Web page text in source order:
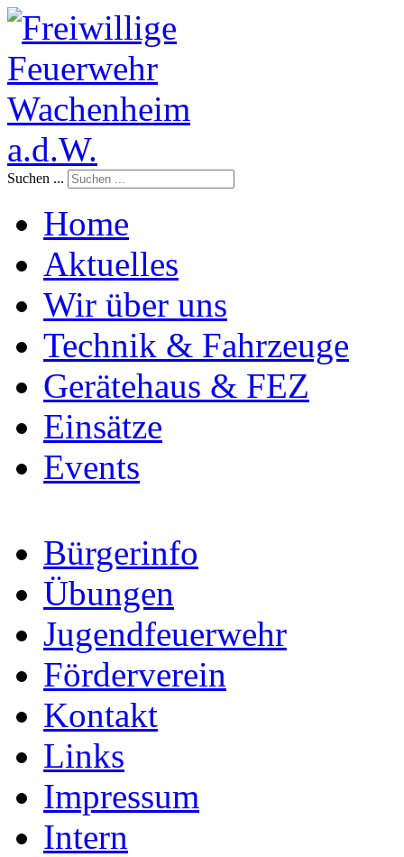
Suchen ...
Home
Aktuelles
Wir über uns
Technik & Fahrzeuge
Gerätehaus & FEZ
Einsätze
Events
Bürgerinfo
Übungen
Jugendfeuerwehr
Förderverein
Kontakt
Links
Impressum
Intern